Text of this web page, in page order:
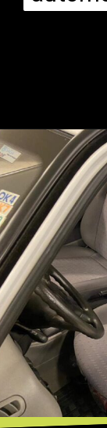
Opening